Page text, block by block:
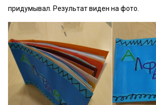
придумывал. Результат виден на фото.